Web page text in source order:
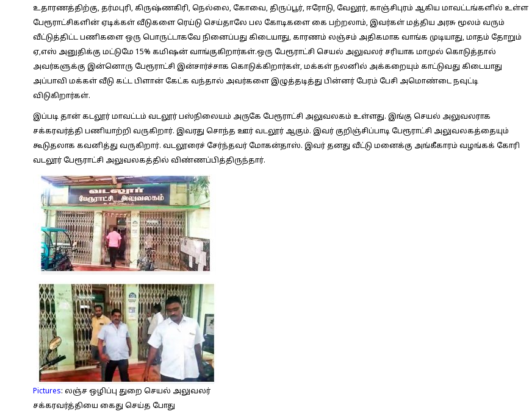
உதாரணத்திற்கு, தர்மபுரி, கிருஷ்ணகிரி, நெல்லை, கோவை, திருப்பூர், ஈரோடு, வேலூர், காஞ்சிபுரம் ஆகிய மாவட்டங்களில் உள்ள
பேரூராட்சிகளின் ஏடிக்கள் வீடுகளை ரெய்டு செய்தாலே பல கோடிகளை கை பற்றலாம், இவர்கள் மத்திய அரசு மூலம் வரும்
வீட்டுத்திட்ட பணிகளை ஒரு பொருட்டாகவே நினைப்பது கிடையாது, காரணம் லஞ்சம் அதிகமாக வாங்க முடியாது, மாதம் தோறும்
ஏ,எஸ் அனுதிக்கு மட்டுமே 15% கமிஷன் வாங்குகிறார்கள்.ஒரு பேரூராட்சி செயல் அலுவலர் சரியாக மாமுல் கொடுத்தால்
அவர்களுக்கு இன்னொரு பேரூராட்சி இன்சார்ச்சாக கொடுக்கிறார்கள், மக்கள் நலனில் அக்கறையும் காட்டுவது கிடையாது
அப்பாவி மக்கள் வீடு கட்ட பிளான் கேட்க வந்தால் அவர்களை இழுத்தடித்து பின்னர் பேரம் பேசி அமொண்டை நவுட்டி
விடுகிறார்கள்.
இப்படி தான் கடலூர் மாவட்டம் வடலூர் பஸ்நிலையம் அருகே பேரூராட்சி அலுவலகம் உள்ளது. இங்கு செயல் அலுவலராக
சக்கரவர்த்தி பணியாற்றி வருகிறார். இவரது சொந்த ஊர் வடலூர் ஆகும். இவர் குறிஞ்சிப்பாடி பேரூராட்சி அலுவலகத்தையும்
கூடுதலாக கவனித்து வருகிறார். வடலூரைச் சேர்ந்தவர் மோகன்தாஸ். இவர் தனது வீட்டு மனைக்கு அங்கீகாரம் வழங்கக் கோரி
வடலூர் பேரூராட்சி அலுவலகத்தில் விண்ணப்பித்திருந்தார்.
Pictures: லஞ்ச ஒழிப்பு துறை செயல் அலுவலர்
சக்கரவர்த்தியை கைது செய்த போது